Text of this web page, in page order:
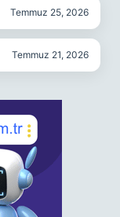
Temmuz 25, 2026
Temmuz 21, 2026